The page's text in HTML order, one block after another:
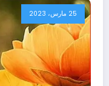
25 مارس، 2023